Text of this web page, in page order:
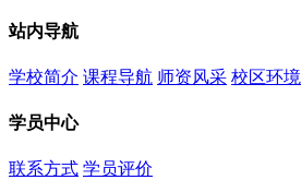
站内导航
学校简介 课程导航 师资风采 校区环境
学员中心
联系方式 学员评价